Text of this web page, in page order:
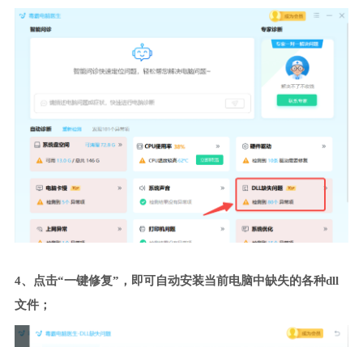
4、点击“一键修复”，即可自动安装当前电脑中缺失的各种dll
文件；